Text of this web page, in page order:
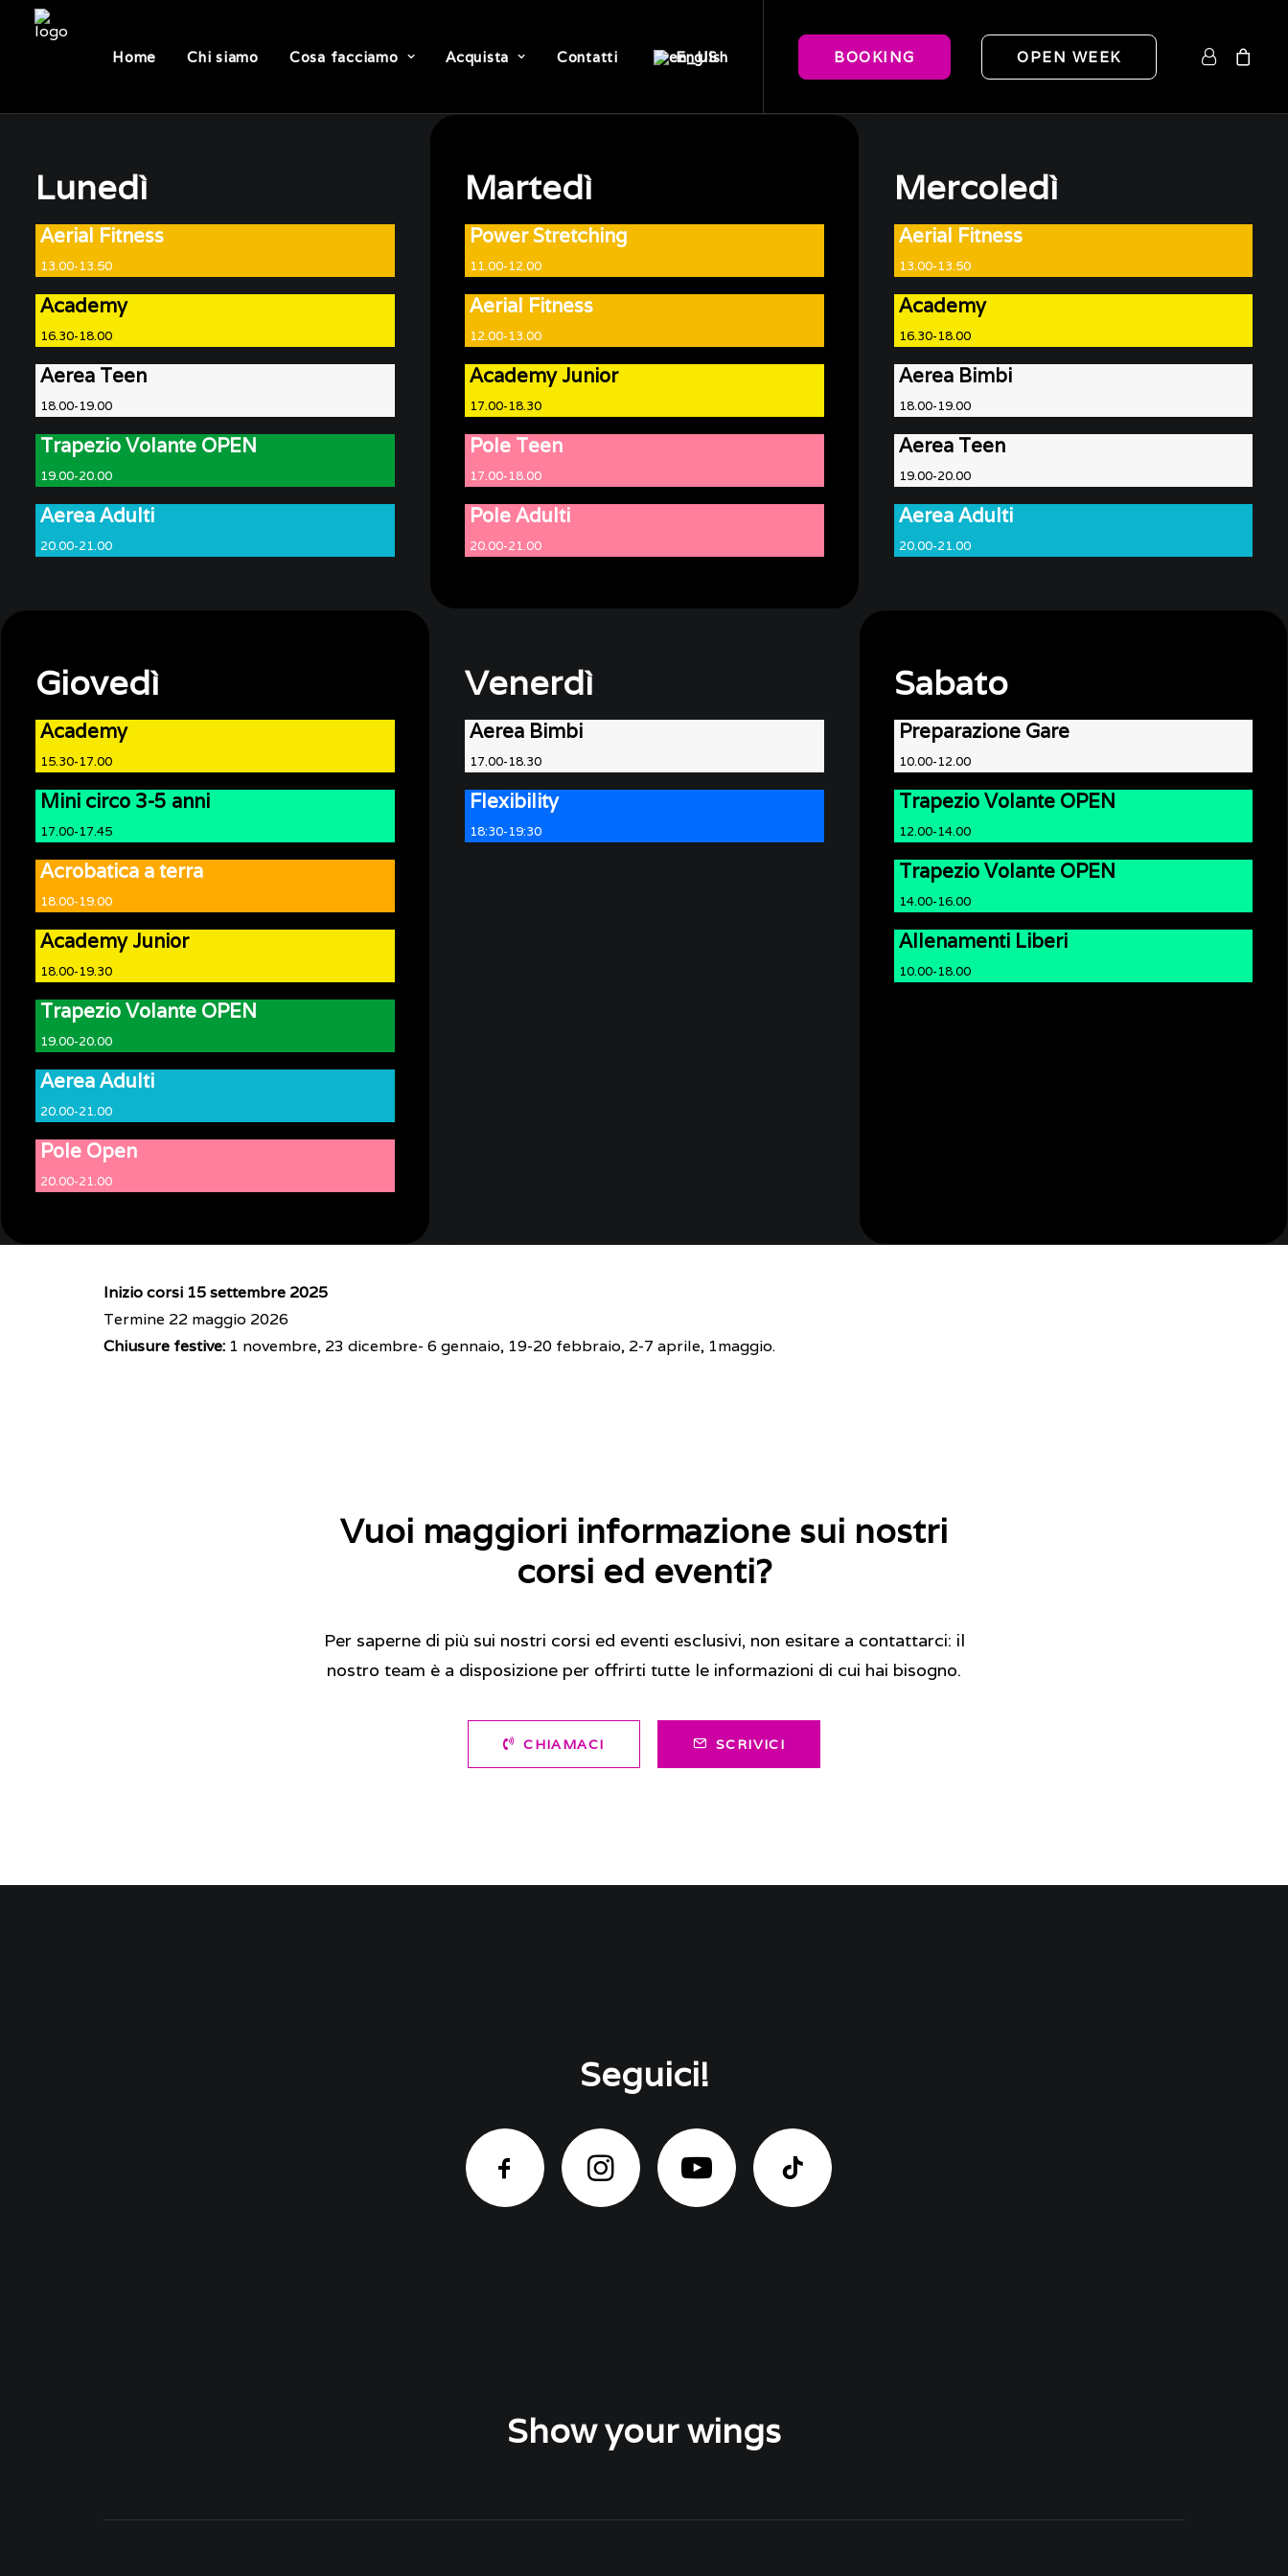
Home Chi siamo Cosa facciamo Acquista Contatti English BOOKING OPEN WEEK
Lunedì
Aerial Fitness
13.00-13.50
Academy
16.30-18.00
Aerea Teen
18.00-19.00
Trapezio Volante OPEN
19.00-20.00
Aerea Adulti
20.00-21.00
Martedì
Power Stretching
11.00-12.00
Aerial Fitness
12.00-13.00
Academy Junior
17.00-18.30
Pole Teen
17.00-18.00
Pole Adulti
20.00-21.00
Mercoledì
Aerial Fitness
13.00-13.50
Academy
16.30-18.00
Aerea Bimbi
18.00-19.00
Aerea Teen
19.00-20.00
Aerea Adulti
20.00-21.00
Giovedì
Academy
15.30-17.00
Mini circo 3-5 anni
17.00-17.45
Acrobatica a terra
18.00-19.00
Academy Junior
18.00-19.30
Trapezio Volante OPEN
19.00-20.00
Aerea Adulti
20.00-21.00
Pole Open
20.00-21.00
Venerdì
Aerea Bimbi
17.00-18.30
Flexibility
18:30-19:30
Sabato
Preparazione Gare
10.00-12.00
Trapezio Volante OPEN
12.00-14.00
Trapezio Volante OPEN
14.00-16.00
Allenamenti Liberi
10.00-18.00
Inizio corsi 15 settembre 2025
Termine 22 maggio 2026
Chiusure festive: 1 novembre, 23 dicembre- 6 gennaio, 19-20 febbraio, 2-7 aprile, 1maggio.
Vuoi maggiori informazione sui nostri
corsi ed eventi?
Per saperne di più sui nostri corsi ed eventi esclusivi, non esitare a contattarci: il
nostro team è a disposizione per offrirti tutte le informazioni di cui hai bisogno.
CHIAMACI SCRIVICI
Seguici!
Show your wings